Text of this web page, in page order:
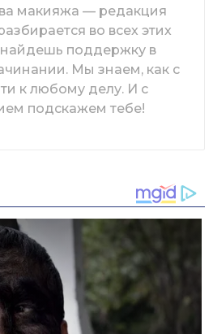
макияжа — редакция
во всех этих
найдешь поддержку в
Мы знаем, как с
к любому делу. И с
подскажем тебе!